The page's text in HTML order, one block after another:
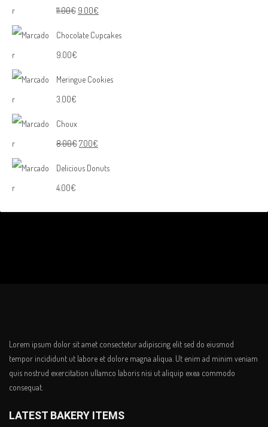
11.00€ 9.00€
Chocolate Cupcakes
9.00€
Meringue Cookies
3.00€
Choux
8.00€7.00€
Delicious Donuts
4.00€
Lorem ipsum dolor sit amet consectetur adipiscing elit sed do eiusmod
tempor incididunt ut labore et dolore magna aliqua. Ut enim ad minim veniam
quis nostrud exercitation ullamco laboris nisi ut aliquip exea commodo
consequat.
LATEST BAKERY ITEMS